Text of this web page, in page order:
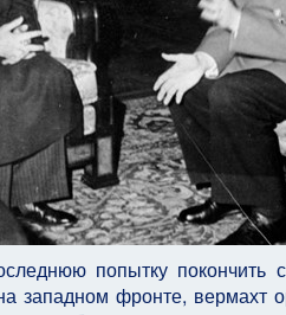
попытку
западном фронте, вермахт